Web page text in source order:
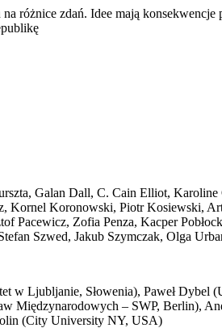
różnice zdań. Idee mają konsekwencje
Galan Dall, C. Cain Elliot,
Kornel Koronowski, Piotr Kosiewski,
Pacewicz, Zofia Penza, Kacper
Szwed, Jakub Szymczak, Olga
Ljubljanie, Słowenia), Paweł Dybel
Międzynarodowych – SWP, Berlin),
(City University NY, USA)